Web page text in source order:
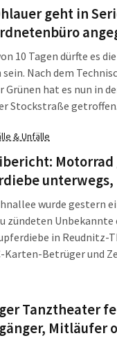
sagt `Refugees
getroffen, eine neue
Plagwitz, Innenstadt,
und Fabian
welches so gut zu
geht in
10 Tagen dürfte es
sein. Nach dem
es nun in der Nacht zum 7. Juli das Personalbüro
Stockstraße
Täter die
an der Hauswand
& Unfälle
wurde gestern
zündeten
in Reudnitz-
Karten-Betrüger und
Tanztheater
Mitläufer